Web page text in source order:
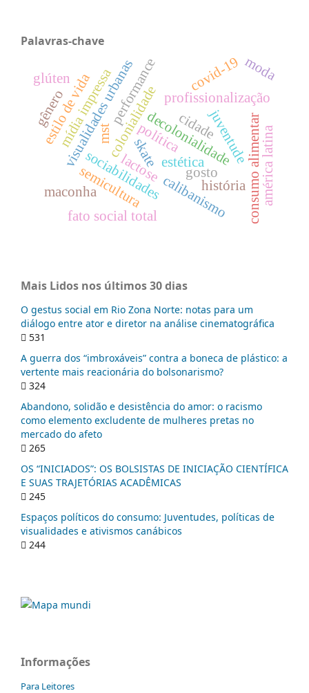
Palavras-chave
skate
visualidades urbanas profissionalização
cidade
sociabilidades
colonialidadedecolonialidade
juventude
política
performance
estética
mst
mídia impressa
gosto
estilo de vida
consumo alimentar
glúten
lactose
covid-19
semicultura américa latina
calibanismo
maconha história
gênero
moda
fato social total
Mais Lidos nos últimos 30 dias
O gestus social em Rio Zona Norte: notas para um
diálogo entre ator e diretor na análise cinematográfica
531
A guerra dos “imbroxáveis” contra a boneca de plástico: a
vertente mais reacionária do bolsonarismo?
324
Abandono, solidão e desistência do amor: o racismo
como elemento excludente de mulheres pretas no
mercado do afeto
265
OS “INICIADOS”: OS BOLSISTAS DE INICIAÇÃO CIENTÍFICA
E SUAS TRAJETÓRIAS ACADÊMICAS
245
Espaços políticos do consumo: Juventudes, políticas de
visualidades e ativismos canábicos
244
Informações
Para Leitores